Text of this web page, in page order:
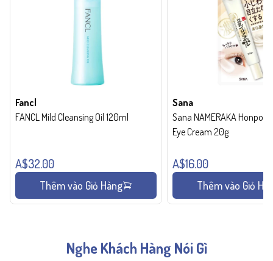
Fancl
FANCL Mild Cleansing Oil 120ml
A$32.00
Thêm vào Giỏ Hàng
Sana
Sana NAMERAKA Honpo
Eye Cream 20g
A$16.00
Thêm vào Giỏ
Nghe Khách Hàng Nói Gì